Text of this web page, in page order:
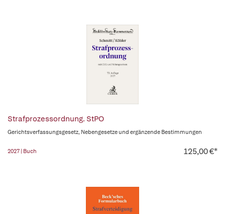
Strafprozessordnung. StPO
Gerichtsverfassungsgesetz, Nebengesetze und ergänzende Bestimmungen
2027 | Buch 125,00 €*